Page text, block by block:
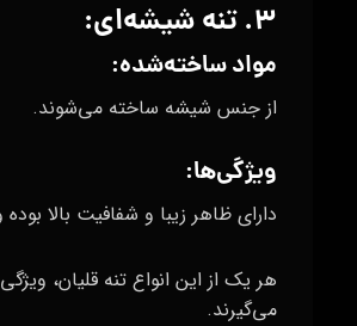
۳. تنه شیشه‌ای:
مواد ساخته‌شده:
از جنس شیشه ساخته می‌شوند.
ویژگی‌ها:
دارای ظاهر زیبا و شفافیت بالا
هر یک از این انواع تنه قلیان،
می‌گیرند.